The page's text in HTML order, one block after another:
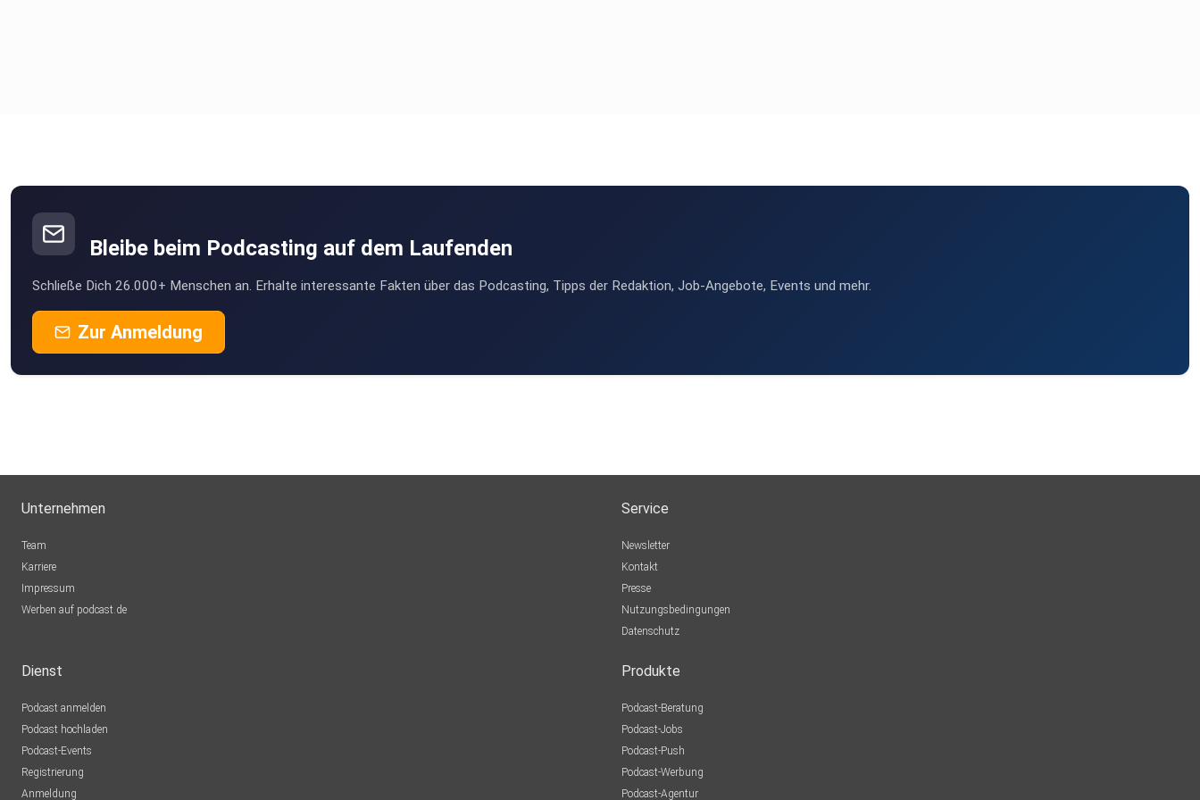
Bleibe beim Podcasting auf dem Laufenden
Schließe Dich 26.000+ Menschen an. Erhalte interessante Fakten über das Podcasting, Tipps der Redaktion, Job-Angebote, Events und mehr.
Zur Anmeldung
Unternehmen
Team
Karriere
Impressum
Werben auf podcast.de
Service
Newsletter
Kontakt
Presse
Nutzungsbedingungen
Datenschutz
Dienst
Podcast anmelden
Podcast hochladen
Podcast-Events
Registrierung
Anmeldung
Produkte
Podcast-Beratung
Podcast-Jobs
Podcast-Push
Podcast-Werbung
Podcast-Agentur